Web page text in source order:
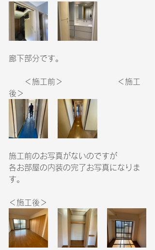
廊下部分です。
＜施工前＞　　　　　　　＜施工
後＞
施工前のお写真がないのですが
各お部屋の内装の完了お写真になりま
す。
＜施工後＞